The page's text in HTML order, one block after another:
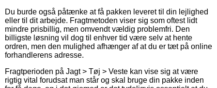
Du burde også påtænke at få pakken leveret til din lejlighed
eller til dit arbejde. Fragtmetoden viser sig som oftest lidt
mindre prisbillig, men omvendt vældig problemfri. Den
billigste løsning vil dog til enhver tid være selv at hente
ordren, men den mulighed afhænger af at du er tæt på online
forhandlerens adresse.
Fragtperioden på Jagt > Tøj > Veste kan vise sig at være
rigtig vital forudsat man står og skal bruge din pakke inden